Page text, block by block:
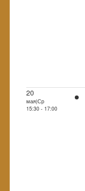
20
мая|Ср
15:30 - 17:00